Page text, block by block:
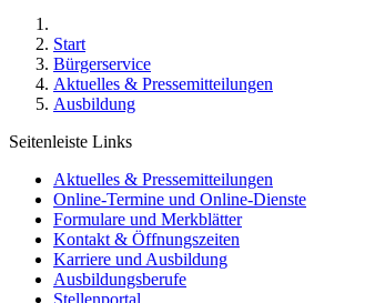
Start
Bürgerservice
Aktuelles & Pressemitteilungen
Ausbildung
Seitenleiste Links
Aktuelles & Pressemitteilungen
Online-Termine und Online-Dienste
Formulare und Merkblätter
Kontakt & Öffnungszeiten
Karriere und Ausbildung
Ausbildungsberufe
Stellenportal